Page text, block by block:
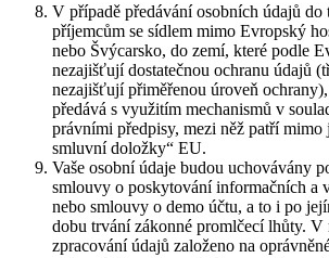
V případě předávání osobních údajů do
příjemcům se sídlem mimo Evropský
nebo Švýcarsko, do zemí, které podle
nezajišťují dostatečnou ochranu údajů
nezajišťují přiměřenou úroveň
předává s využitím mechanismů v
právními předpisy, mezi něž patří mimo
smluvní doložky“ EU.
Vaše osobní údaje budou uchovávány
smlouvy o poskytování informačních a
nebo smlouvy o demo účtu, a to i po
dobu trvání zákonné promlčecí lhůty. V
zpracování údajů založeno na